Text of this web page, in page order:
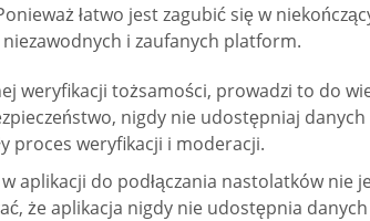
łatwo jest zagubić się w
i zaufanych platform.
weryfikacji tożsamości, prowadzi to do
nigdy nie udostępniaj
proces weryfikacji i moderacji.
do podłączania nastolatków nie
że aplikacja nigdy nie udostępnia